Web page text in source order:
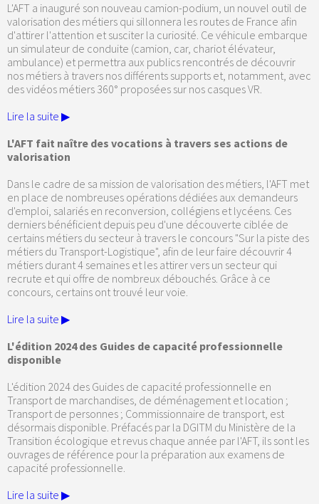
L'AFT a inauguré son nouveau camion-podium, un nouvel outil de
valorisation des métiers qui sillonnera les routes de France afin
d'attirer l'attention et susciter la curiosité. Ce véhicule embarque
un simulateur de conduite (camion, car, chariot élévateur,
ambulance) et permettra aux publics rencontrés de découvrir
nos métiers à travers nos différents supports et, notamment, avec
des vidéos métiers 360° proposées sur nos casques VR.
Lire la suite ▶
L'AFT fait naître des vocations à travers ses actions de
valorisation
Dans le cadre de sa mission de valorisation des métiers, l'AFT met
en place de nombreuses opérations dédiées aux demandeurs
d'emploi, salariés en reconversion, collégiens et lycéens. Ces
derniers bénéficient depuis peu d'une découverte ciblée de
certains métiers du secteur à travers le concours "Sur la piste des
métiers du Transport-Logistique", afin de leur faire découvrir 4
métiers durant 4 semaines et les attirer vers un secteur qui
recrute et qui offre de nombreux débouchés. Grâce à ce
concours, certains ont trouvé leur voie.
Lire la suite ▶
L'édition 2024 des Guides de capacité professionnelle
disponible
L'édition 2024 des Guides de capacité professionnelle en
Transport de marchandises, de déménagement et location ;
Transport de personnes ; Commissionnaire de transport, est
désormais disponible. Préfacés par la DGITM du Ministère de la
Transition écologique et revus chaque année par l'AFT, ils sont les
ouvrages de référence pour la préparation aux examens de
capacité professionnelle.
Lire la suite ▶